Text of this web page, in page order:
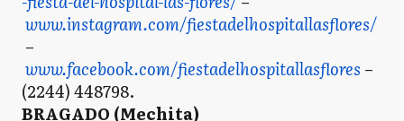
www.instagram.com/fiestadelhospitallasflores/
–
www.facebook.com/fiestadelhospitallasflores –
(2244) 448798.
BRAGADO (Mechita)